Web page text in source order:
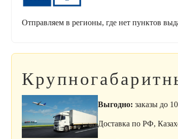
Отправляем в регионы, где нет пунктов
Выгодно: заказы до
Доставка по РФ,